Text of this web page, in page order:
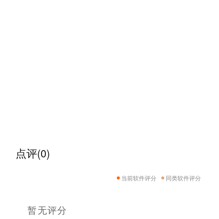
点评(0)
当前软件评分 同类软件评分
暂无评分